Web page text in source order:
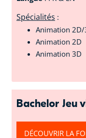
Spécialités :
Animation 2D/
Animation 2D
Animation 3D
Bachelor Jeu
DÉCOUVRIR LA